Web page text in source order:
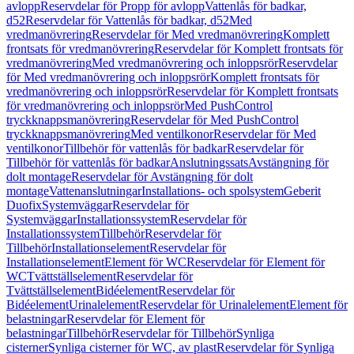
avloppReservdelar för Propp för avloppVattenlås för badkar,
d52Reservdelar för Vattenlås för badkar, d52Med
vredmanövreringReservdelar för Med vredmanövreringKomplett
frontsats för vredmanövreringReservdelar för Komplett frontsats för
vredmanövreringMed vredmanövrering och inloppsrörReservdelar
för Med vredmanövrering och inloppsrörKomplett frontsats för
vredmanövrering och inloppsrörReservdelar för Komplett frontsats
för vredmanövrering och inloppsrörMed PushControl
tryckknappsmanövreringReservdelar för Med PushControl
tryckknappsmanövreringMed ventilkonorReservdelar för Med
ventilkonorTillbehör för vattenlås för badkarReservdelar för
Tillbehör för vattenlås för badkarAnslutningssatsAvstängning för
dolt montageReservdelar för Avstängning för dolt
montageVattenanslutningarInstallations- och spolsystemGeberit
DuofixSystemväggarReservdelar för
SystemväggarInstallationssystemReservdelar för
InstallationssystemTillbehörReservdelar för
TillbehörInstallationselementReservdelar för
InstallationselementElement för WCReservdelar för Element för
WCTvättställselementReservdelar för
TvättställselementBidéelementReservdelar för
BidéelementUrinalelementReservdelar för UrinalelementElement för
belastningarReservdelar för Element för
belastningarTillbehörReservdelar för TillbehörSynliga
cisternerSynliga cisterner för WC, av plastReservdelar för Synliga